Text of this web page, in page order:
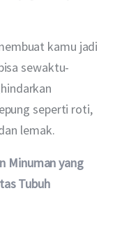
kamu jadi
sewaktu-
seperti roti,
lemak.
Minuman yang
Tubuh